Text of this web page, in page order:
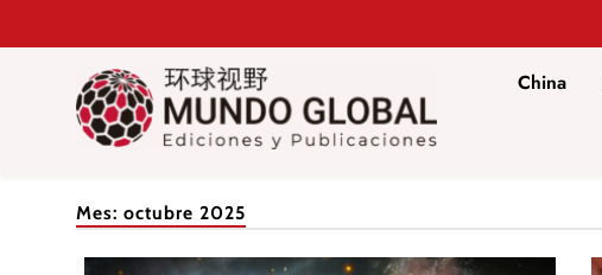
Mundo Global
China
Mes: octubre 2025